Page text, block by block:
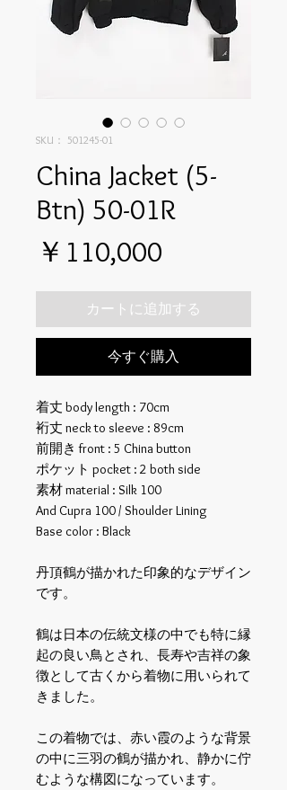
SKU： 501245-01
China Jacket (5-
Btn) 50-01R
￥110,000
格
カートに追加する
今すぐ購入
着丈 body length : 70cm
裄丈 neck to sleeve : 89cm
前開き front : 5 China button
ポケット pocket : 2 both side
素材 material : Silk 100
And Cupra 100 / Shoulder Lining
Base color : Black
丹頂鶴が描かれた印象的なデザイン
です。
鶴は日本の伝統文様の中でも特に縁
起の良い鳥とされ、長寿や吉祥の象
徴として古くから着物に用いられて
きました。
この着物では、赤い霞のような背景
の中に三羽の鶴が描かれ、静かに佇
むような構図になっています。